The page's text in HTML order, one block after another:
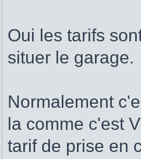
Oui les tarifs
situer le garage.
Normalement
la comme c'est
tarif de prise en